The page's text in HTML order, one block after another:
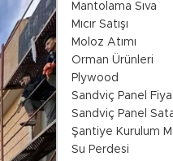
Mantolama Sıva
Mıcır Satışı
Moloz Atımı
Orman Ürünleri
Plywood
Sandviç Panel
Sandviç Panel
Şantiye Kurulum
Su Perdesi